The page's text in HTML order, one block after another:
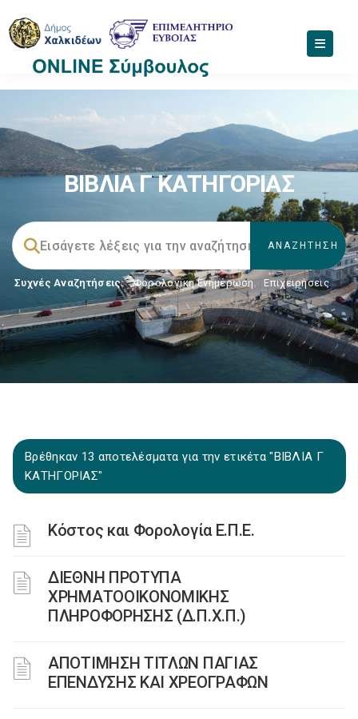
ΒΙΒΛΙΑ Γ ΚΑΤΗΓΟΡΙΑΣ
Συχνές Αναζητήσεις: Φορολογικη Ενημέρωση, Επιχειρήσεις
Βρέθηκαν 13 αποτελέσματα για την ετικέτα "ΒΙΒΛΙΑ Γ
ΚΑΤΗΓΟΡΙΑΣ"
Κόστος και Φορολογία Ε.Π.Ε.
ΔΙΕΘΝΗ ΠΡΟΤΥΠΑ
ΧΡΗΜΑΤΟΟΙΚΟΝΟΜΙΚΗΣ
ΠΛΗΡΟΦΟΡΗΣΗΣ (Δ.Π.Χ.Π.)
ΑΠΟΤΙΜΗΣΗ ΤΙΤΛΩΝ ΠΑΓΙΑΣ
ΕΠΕΝΔΥΣΗΣ ΚΑΙ ΧΡΕΟΓΡΑΦΩΝ